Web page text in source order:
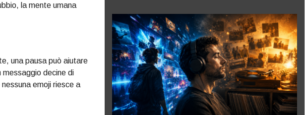
la mente umana
una pausa può aiutare
decine di
emoji riesce a